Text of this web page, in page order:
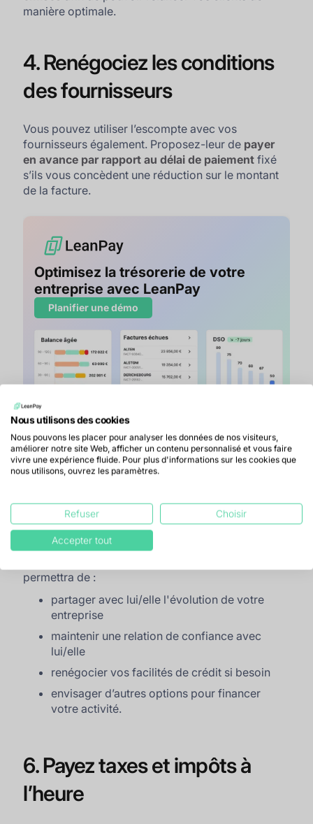
manière optimale.
4. Renégociez les conditions
des fournisseurs
Vous pouvez utiliser l’escompte avec vos
fournisseurs également. Proposez-leur de payer
en avance par rapport au délai de paiement fixé
s’ils vous concèdent une réduction sur le montant
de la facture.
Optimisez la trésorerie de votre
entreprise avec LeanPay
Planifier une démo
5. Maintenez une bonne
relation avec la banque
Maintenir une bonne relation avec votre banque est
essentiel surtout lorsque la situation se complique.
N'hésitez pas àéchanger avec votre
permettra de :
partager avec lui/elle l'évolution de votre
entreprise
maintenir une relation de confiance avec
lui/elle
renégocier vos facilités de crédit si besoin
envisager d’autres options pour financer
votre activité.
6. Payez taxes et impôts à
l’heure
Nous utilisons des cookies
Nous pouvons les placer pour analyser les données de nos visiteurs,
améliorer notre site Web, afficher un contenu personnalisé et vous faire
vivre une expérience fluide. Pour plus d'informations sur les cookies que
nous utilisons, ouvrez les paramètres.
Refuser Choisir
Accepter tout